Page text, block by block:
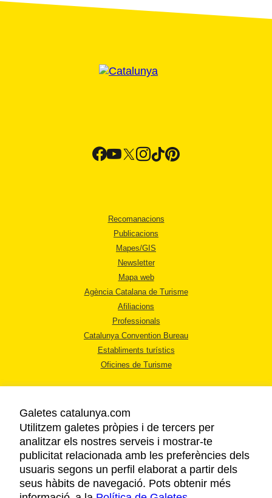
Recomanacions
Publicacions
Mapes/GIS
Newsletter
Mapa web
Agència Catalana de Turisme
Afiliacions
Professionals
Catalunya Convention Bureau
Establiments turístics
Oficines de Turisme
AVÍS LEGAL
POLÍTICA DE PRIVACITAT
COOKIES
ACCESSIBILITAT
Galetes catalunya.com
Utilitzem galetes pròpies i de tercers per
analitzar els nostres serveis i mostrar-te
publicitat relacionada amb les preferències dels
usuaris segons un perfil elaborat a partir dels
seus hàbits de navegació. Pots obtenir més